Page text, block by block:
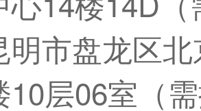
明市盘龙区
10层06室（